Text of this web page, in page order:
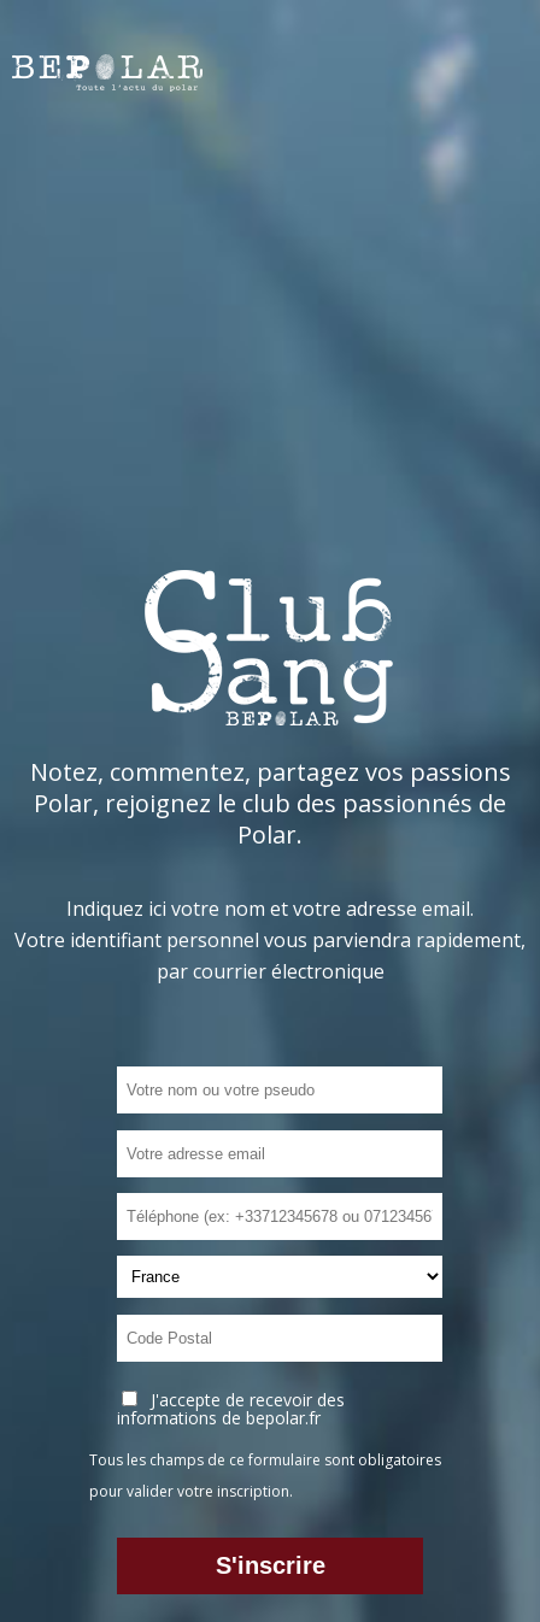
Notez, commentez, partagez vos passions
Polar, rejoignez le club des passionnés de
Polar.
Indiquez ici votre nom et votre adresse email.
Votre identifiant personnel vous parviendra rapidement,
par courrier électronique
J'accepte de recevoir des
informations de bepolar.fr
Tous les champs de ce formulaire sont obligatoires
pour valider votre inscription.